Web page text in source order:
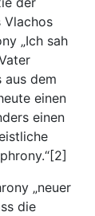
Vlachos
„Ich sah
aus dem
einen
einen
„neuer
die